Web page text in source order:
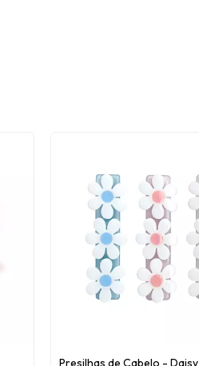
Presilhas de Cabelo - Daisy